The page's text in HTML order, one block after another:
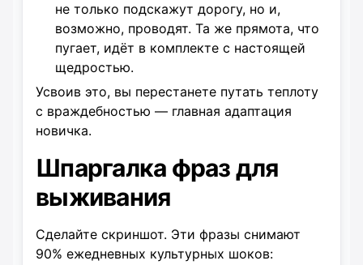
не только подскажут дорогу, но и,
возможно, проводят. Та же прямота, что
пугает, идёт в комплекте с настоящей
щедростью.
Усвоив это, вы перестанете путать теплоту
с враждебностью — главная адаптация
новичка.
Шпаргалка фраз для
выживания
Сделайте скриншот. Эти фразы снимают
90% ежедневных культурных шоков: